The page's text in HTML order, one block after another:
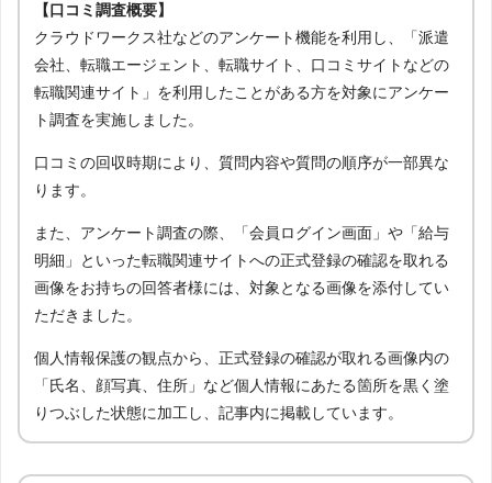
【口コミ調査概要】
クラウドワークス社などのアンケート機能を利用し、「派遣
会社、転職エージェント、転職サイト、口コミサイトなどの
転職関連サイト」を利用したことがある方を対象にアンケー
ト調査を実施しました。
口コミの回収時期により、質問内容や質問の順序が一部異な
ります。
また、アンケート調査の際、「会員ログイン画面」や「給与
明細」といった転職関連サイトへの正式登録の確認を取れる
画像をお持ちの回答者様には、対象となる画像を添付してい
ただきました。
個人情報保護の観点から、正式登録の確認が取れる画像内の
「氏名、顔写真、住所」など個人情報にあたる箇所を黒く塗
りつぶした状態に加工し、記事内に掲載しています。